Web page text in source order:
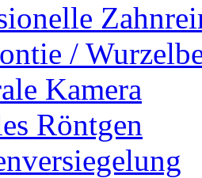
/
Kamera
Röntgen